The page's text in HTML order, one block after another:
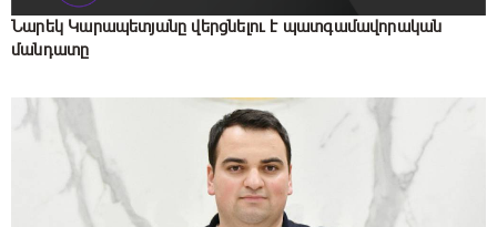
Նարեկ Կարապետյանը վերցնելու է պատգամավորական
մանդատը